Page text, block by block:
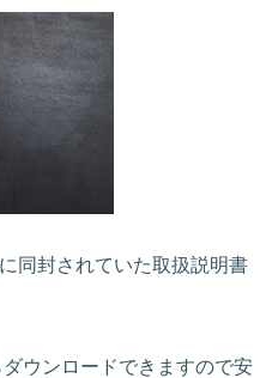
同封されていた取扱説明書
ウンロードできますので安